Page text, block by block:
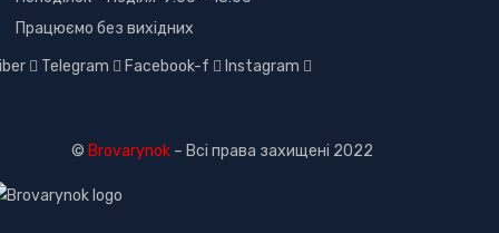
Працюємо без вихідних
Telegram Facebook-f Instagram
© Brovarynok– Всі права захищені 2022